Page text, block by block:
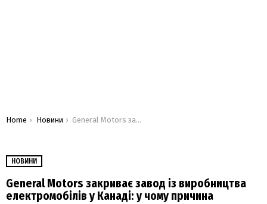
You are here:
Home Новини General Motors закриває завод із виробництва електромобілів у Канаді: у чому причина
НОВИНИ
General Motors закриває завод із виробництва
електромобілів у Канаді: у чому причина